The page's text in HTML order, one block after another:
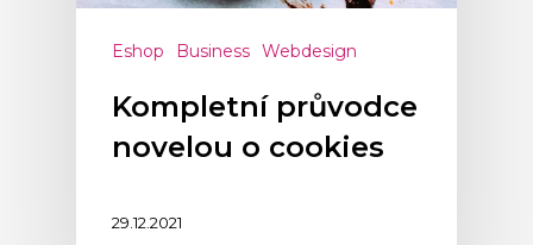
Eshop Business Webdesign
Kompletní průvodce
novelou o cookies
29.12.2021